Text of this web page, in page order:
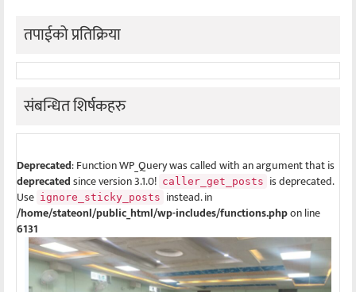
तपाईको प्रतिक्रिया
संबन्धित शिर्षकहरु
Deprecated: Function WP_Query was called with an argument that is
deprecatedsince version 3.1.0! caller_get_posts is deprecated.
Use ignore_sticky_posts instead. in
/home/stateonl/public_html/wp-includes/functions.phpon line
6131